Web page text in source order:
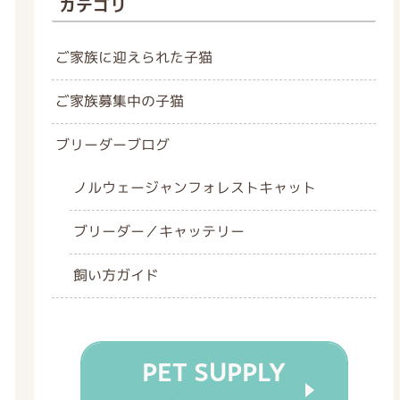
カテゴリ
ご家族に迎えられた子猫
ご家族募集中の子猫
ブリーダーブログ
ノルウェージャンフォレストキャット
ブリーダー／キャッテリー
飼い方ガイド
PET SUPPLY